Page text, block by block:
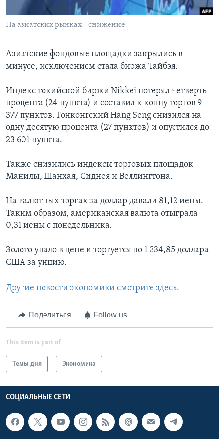
Learning English
Языки
На азиатских рынках – снижение
Азиатские фондовые площадки закрылись в
минусе, исключением стала биржа Тайбэя.
Индекс токийской биржи Nikkei потерял четверть
процента (24 пункта) и составил к концу торгов 9
377 пунктов. Гонконгский Hang Seng снизился на
одну десятую процента (27 пунктов) и опустился до
23 601 пункта.
Также снизились индексы торговых площадок
Манилы, Шанхая, Сиднея и Веллингтона.
На валютных торгах за доллар давали 81,12 иены.
Таким образом, американская валюта отыграла
0,31 иены с понедельника.
Золото упало в цене и торгуется по 1 334,85 доллара
США за унцию.
Другие новости экономики смотрите здесь.
Поделиться Follow us
This item is part of
Темы дня Экономика
СОЦИАЛЬНЫЕ СЕТИ